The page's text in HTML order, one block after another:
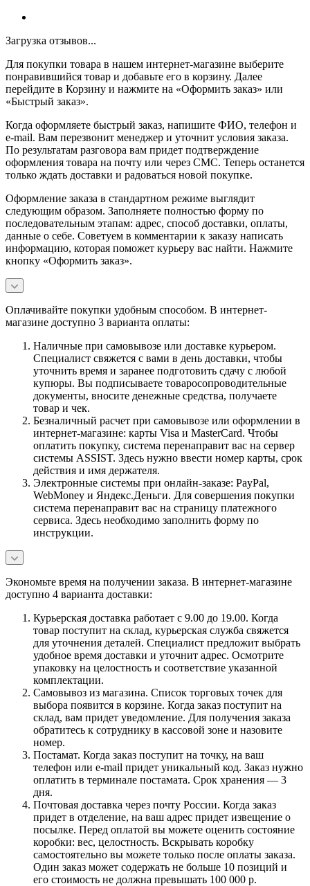
Загрузка отзывов...
Для покупки товара в нашем интернет-магазине выберите
понравившийся товар и добавьте его в корзину. Далее
перейдите в Корзину и нажмите на «Оформить заказ» или
«Быстрый заказ».
Когда оформляете быстрый заказ, напишите ФИО, телефон и
e-mail. Вам перезвонит менеджер и уточнит условия заказа.
По результатам разговора вам придет подтверждение
оформления товара на почту или через СМС. Теперь останется
только ждать доставки и радоваться новой покупке.
Оформление заказа в стандартном режиме выглядит
следующим образом. Заполняете полностью форму по
последовательным этапам: адрес, способ доставки, оплаты,
данные о себе. Советуем в комментарии к заказу написать
информацию, которая поможет курьеру вас найти. Нажмите
кнопку «Оформить заказ».
Оплачивайте покупки удобным способом. В интернет-
магазине доступно 3 варианта оплаты:
Наличные при самовывозе или доставке курьером.
Специалист свяжется с вами в день доставки, чтобы
уточнить время и заранее подготовить сдачу с любой
купюры. Вы подписываете товаросопроводительные
документы, вносите денежные средства, получаете
товар и чек.
Безналичный расчет при самовывозе или оформлении в
интернет-магазине: карты Visa и MasterCard. Чтобы
оплатить покупку, система перенаправит вас на сервер
системы ASSIST. Здесь нужно ввести номер карты, срок
действия и имя держателя.
Электронные системы при онлайн-заказе: PayPal,
WebMoney и Яндекс.Деньги. Для совершения покупки
система перенаправит вас на страницу платежного
сервиса. Здесь необходимо заполнить форму по
инструкции.
Экономьте время на получении заказа. В интернет-магазине
доступно 4 варианта доставки:
Курьерская доставка работает с 9.00 до 19.00. Когда
товар поступит на склад, курьерская служба свяжется
для уточнения деталей. Специалист предложит выбрать
удобное время доставки и уточнит адрес. Осмотрите
упаковку на целостность и соответствие указанной
комплектации.
Самовывоз из магазина. Список торговых точек для
выбора появится в корзине. Когда заказ поступит на
склад, вам придет уведомление. Для получения заказа
обратитесь к сотруднику в кассовой зоне и назовите
номер.
Постамат. Когда заказ поступит на точку, на ваш
телефон или e-mail придет уникальный код. Заказ нужно
оплатить в терминале постамата. Срок хранения — 3
дня.
Почтовая доставка через почту России. Когда заказ
придет в отделение, на ваш адрес придет извещение о
посылке. Перед оплатой вы можете оценить состояние
коробки: вес, целостность. Вскрывать коробку
самостоятельно вы можете только после оплаты заказа.
Один заказ может содержать не больше 10 позиций и
его стоимость не должна превышать 100 000 р.